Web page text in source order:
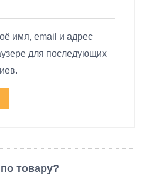
имя, email и адрес
для последующих
товару?